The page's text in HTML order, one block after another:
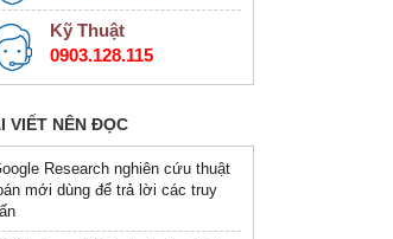
Kỹ Thuật
0903.128.115
VIẾT NÊN ĐỌC
Research nghiên cứu thuật
mới dùng để trả lời các truy